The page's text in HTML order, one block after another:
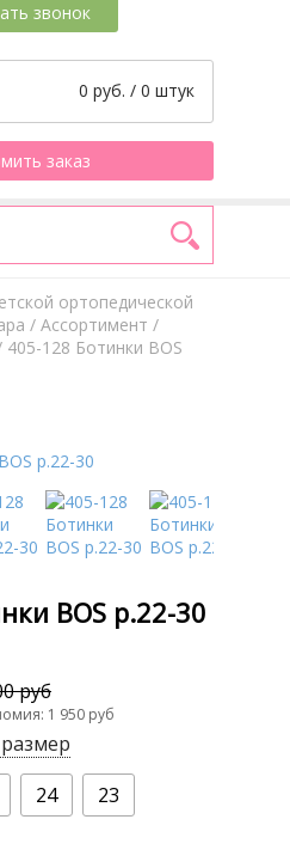
звонок
0 руб. / 0 штук
заказ
ортопедической
/ Aссортимент /
405-128 Ботинки BOS
BOS р.22-30
руб
1 950 руб
24 23